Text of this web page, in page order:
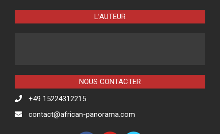
L’AUTEUR
NOUS CONTACTER
+49 15224312215
contact@african-panorama.com